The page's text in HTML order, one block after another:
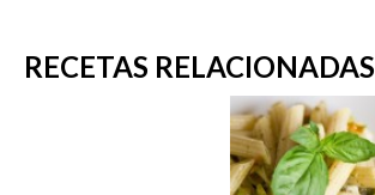
RECETAS RELACIONADAS